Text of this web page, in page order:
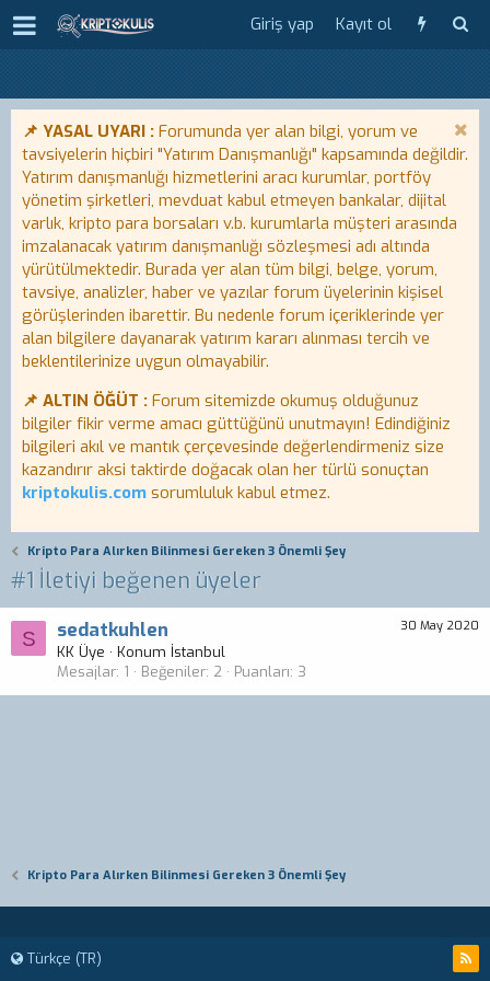
Giriş yap Kayıt ol
📌 YASAL UYARI : Forumunda yer alan bilgi, yorum ve
tavsiyelerin hiçbiri "Yatırım Danışmanlığı" kapsamında değildir.
Yatırım danışmanlığı hizmetlerini aracı kurumlar, portföy
yönetim şirketleri, mevduat kabul etmeyen bankalar, dijital
varlık, kripto para borsaları v.b. kurumlarla müşteri arasında
imzalanacak yatırım danışmanlığı sözleşmesi adı altında
yürütülmektedir. Burada yer alan tüm bilgi, belge, yorum,
tavsiye, analizler, haber ve yazılar forum üyelerinin kişisel
görüşlerinden ibarettir. Bu nedenle forum içeriklerinde yer
alan bilgilere dayanarak yatırım kararı alınması tercih ve
beklentilerinize uygun olmayabilir.
📌 ALTIN ÖĞÜT : Forum sitemizde okumuş olduğunuz
bilgiler fikir verme amacı güttüğünü unutmayın! Edindiğiniz
bilgileri akıl ve mantık çerçevesinde değerlendirmeniz size
kazandırır aksi taktirde doğacak olan her türlü sonuçtan
kriptokulis.com sorumluluk kabul etmez.
Kripto Para Alırken Bilinmesi Gereken 3 Önemli Şey
#1 İletiyi beğenen üyeler
S
30 May 2020
sedatkuhlen
KK Üye · Konum İstanbul
Mesajlar 1 Beğeniler 2 Puanları 3
Kripto Para Alırken Bilinmesi Gereken 3 Önemli Şey
Türkçe (TR)